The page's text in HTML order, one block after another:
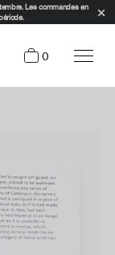
Les commandes en
0